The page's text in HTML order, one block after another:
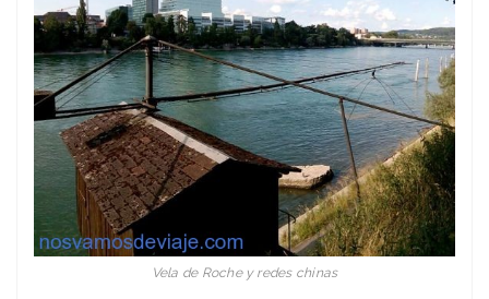
Vela de Roche y redes chinas